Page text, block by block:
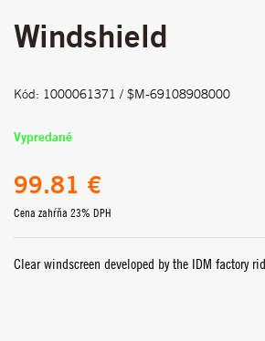
Windshield
Kód: 1000061371 / $M-69108908000
Vypredané
99.81 €
Cena zahŕňa 23% DPH
Clear windscreen developed by the IDM factory